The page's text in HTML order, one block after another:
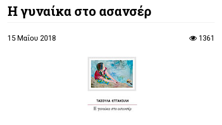
Η γυναίκα στο ασανσέρ
15 Μαΐου 2018 1361